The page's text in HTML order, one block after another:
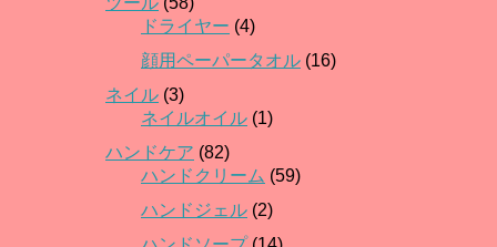
ドライヤー (4)
顔用ペーパータオル (16)
ネイル (3)
ネイルオイル (1)
ハンドケア (82)
ハンドクリーム (59)
ハンドジェル (2)